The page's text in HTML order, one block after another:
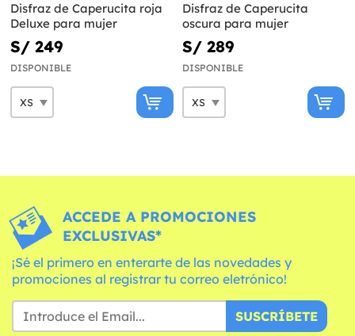
Disfraz de Caperucita roja
Deluxe para mujer
S/ 249
DISPONIBLE
Disfraz de Caperucita
oscura para mujer
S/ 289
DISPONIBLE
ACCEDE A PROMOCIONES
EXCLUSIVAS*
¡Sé el primero en enterarte de las novedades y
promociones al registrar tu correo eletrónico!
SUSCRÍBETE